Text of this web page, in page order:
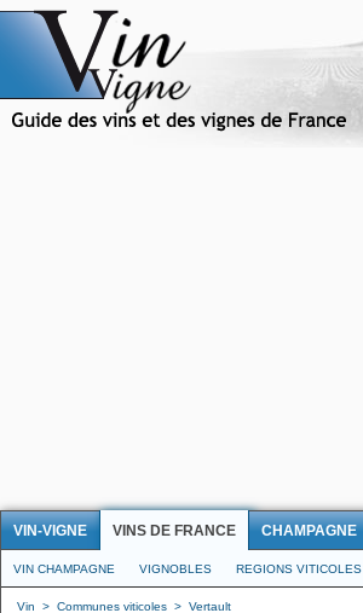
VIN-VIGNE VINS DE FRANCE CHAMPAGNE
VIN CHAMPAGNE VIGNOBLES REGIONS VITICOLES
Vin > Communes viticoles > Vertault